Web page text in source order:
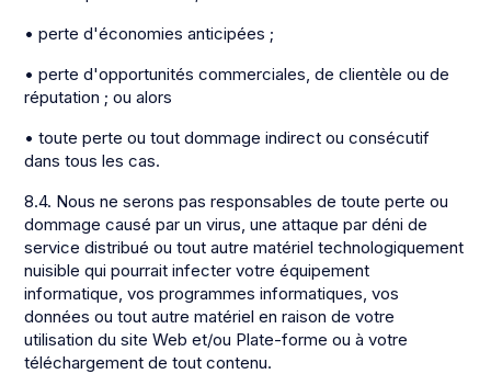
• perte d'économies anticipées ;
• perte d'opportunités commerciales, de clientèle ou de
réputation ; ou alors
• toute perte ou tout dommage indirect ou consécutif
dans tous les cas.
8.4. Nous ne serons pas responsables de toute perte ou
dommage causé par un virus, une attaque par déni de
service distribué ou tout autre matériel technologiquement
nuisible qui pourrait infecter votre équipement
informatique, vos programmes informatiques, vos
données ou tout autre matériel en raison de votre
utilisation du site Web et/ou Plate-forme ou à votre
téléchargement de tout contenu.